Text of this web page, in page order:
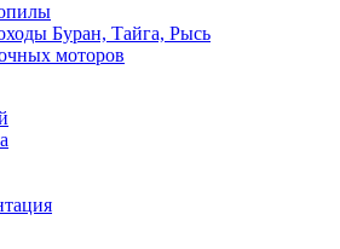
Буран, Тайга, Рысь
моторов